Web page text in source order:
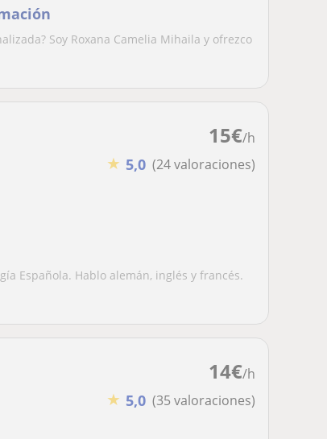
Soy Roxana Camelia Mihaila y ofrezco
15€/h
★ 5,0 (24 valoraciones)
Española. Hablo alemán, inglés y francés.
14€/h
★ 5,0 (35 valoraciones)